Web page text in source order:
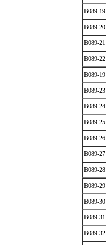
B089-19
B089-20
B089-21
B089-22
B089-19
B089-23
B089-24
B089-25
B089-26
B089-27
B089-28
B089-29
B089-30
B089-31
B089-32